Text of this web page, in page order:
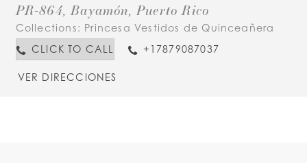
PR-864, Bayamón, Puerto Rico
Collections: Princesa Vestidos de Quinceañera
CLICK TO CALL
+17879087037
VER DIRECCIONES